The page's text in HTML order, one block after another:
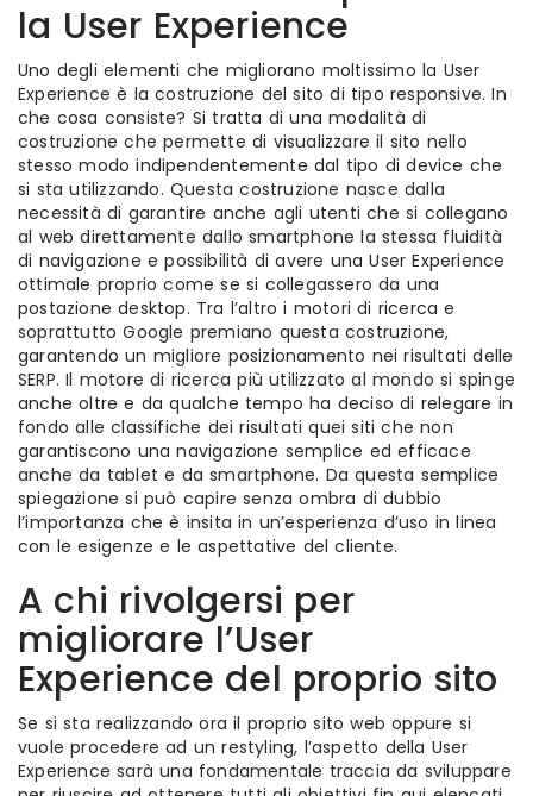
la User Experience
Uno degli elementi che migliorano moltissimo la User
Experience è la costruzione del sito di tipo responsive. In
che cosa consiste? Si tratta di una modalità di
costruzione che permette di visualizzare il sito nello
stesso modo indipendentemente dal tipo di device che
si sta utilizzando. Questa costruzione nasce dalla
necessità di garantire anche agli utenti che si collegano
al web direttamente dallo smartphone la stessa fluidità
di navigazione e possibilità di avere una User Experience
ottimale proprio come se si collegassero da una
postazione desktop. Tra l’altro i motori di ricerca e
soprattutto Google premiano questa costruzione,
garantendo un migliore posizionamento nei risultati delle
SERP. Il motore di ricerca più utilizzato al mondo si spinge
anche oltre e da qualche tempo ha deciso di relegare in
fondo alle classifiche dei risultati quei siti che non
garantiscono una navigazione semplice ed efficace
anche da tablet e da smartphone. Da questa semplice
spiegazione si può capire senza ombra di dubbio
l’importanza che è insita in un’esperienza d’uso in linea
con le esigenze e le aspettative del cliente.
A chi rivolgersi per
migliorare l’User
Experience del proprio sito
Se si sta realizzando ora il proprio sito web oppure si
vuole procedere ad un restyling, l’aspetto della User
Experience sarà una fondamentale traccia da sviluppare